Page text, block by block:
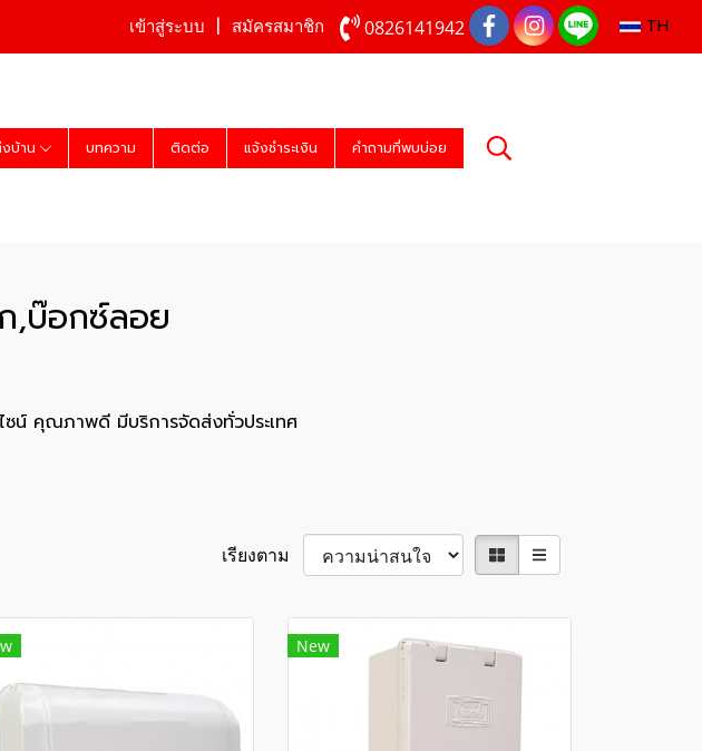
เข้าสู่ระบบ สมัครสมาชิก 0826141942 TH
บ้าน บทความ ติดต่อ แจ้งชำระเงิน คำถามที่พบบ่อย
,บ๊อกซ์ลอย
น์ คุณภาพดี มีบริการจัดส่งทั่วประเทศ
เรียงตาม
New